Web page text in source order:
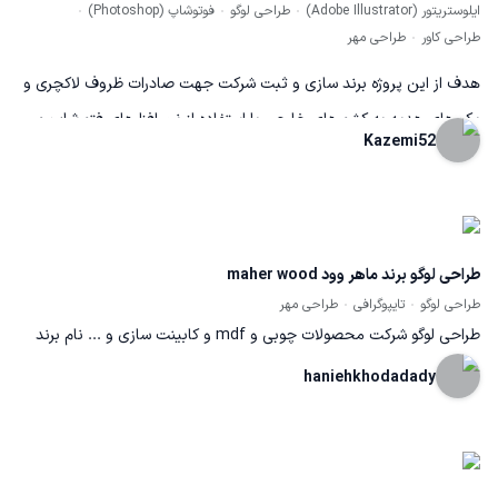
ایلوستریتور (Adobe Illustrator) طراحی لوگو
فوتوشاپ (Photoshop)
طراحی کاور
طراحی مهر
هدف از این پروژه برند سازی و ثبت شرکت جهت صادرات ظروف لاکچری و
پک های هدیه به کشورهای خارجی با استفاده از نرم افزارهای فتو شاپ و
ایلستریتور که باعث دیده شدن محصول و سفارش گیری از کشور عمان و
Kazemi52
طراحی لوگو برند ماهر وود maher wood
طراحی لوگو تایپوگرافی طراحی مهر
طراحی لوگو شرکت محصولات چوبی و mdf و کابینت سازی و ... نام برند
ماهر وود maher woodhaniehkhodadady